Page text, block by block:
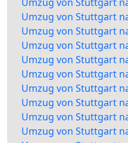
Umzug von Stuttgart
Umzug von Stuttgart
Umzug von Stuttgart
Umzug von Stuttgart
Umzug von Stuttgart
Umzug von Stuttgart
Umzug von Stuttgart
Umzug von Stuttgart
Umzug von Stuttgart